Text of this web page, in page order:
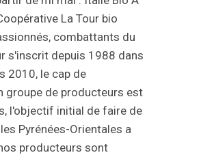
La Tour bio
combattants du
s'inscrit depuis 1988 dans
2010, le cap de
groupe de producteurs est
l'objectif initial de faire de
Pyrénées-Orientales a
producteurs sont